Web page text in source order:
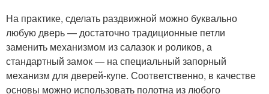
На практике, сделать раздвижной можно буквально
любую дверь — достаточно традиционные петли
заменить механизмом из салазок и роликов, а
стандартный замок — на специальный запорный
механизм для дверей-купе. Соответственно, в качестве
основы можно использовать полотна из любого